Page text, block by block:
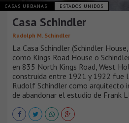
CASAS URBANAS ESTADOS UNIDOS
Casa Schindler
Rudolph M. Schindler
La Casa Schindler (Schindler
como Kings Road House o
en 835 North Kings Road, West
construida entre 1921 y 1922 fue
Rudolf Schindler como arquitecto
de abandonar el estudio de Frank